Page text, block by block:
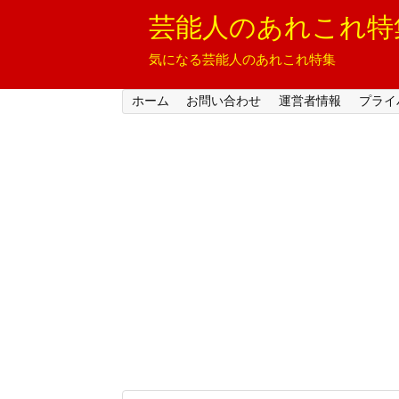
芸能人のあれこれ特
気になる芸能人のあれこれ特集
ホーム お問い合わせ 運営者情報 プラ